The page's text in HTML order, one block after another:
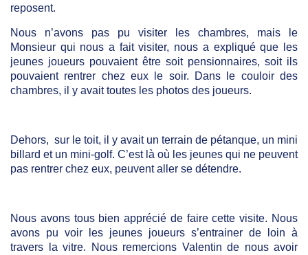
reposent.
Nous n’avons pas pu visiter les chambres, mais le
Monsieur qui nous a fait visiter, nous a expliqué que les
jeunes joueurs pouvaient être soit pensionnaires, soit ils
pouvaient rentrer chez eux le soir. Dans le couloir des
chambres, il y avait toutes les photos des joueurs.
Dehors, sur le toit, il y avait un terrain de pétanque, un mini
billard et un mini-golf. C’est là où les jeunes qui ne peuvent
pas rentrer chez eux, peuvent aller se détendre.
Nous avons tous bien apprécié de faire cette visite. Nous
avons pu voir les jeunes joueurs s’entrainer de loin à
travers la vitre. Nous remercions Valentin de nous avoir